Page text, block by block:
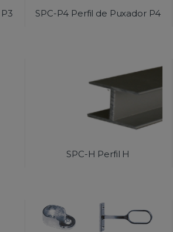
SPC-P4 Perfil de Puxador P4
SPC-H Perfil H